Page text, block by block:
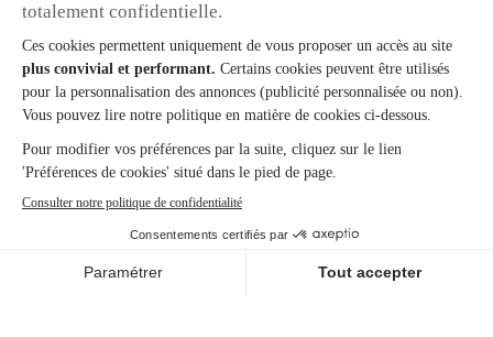
Nous contacter
© 2024 animaux-market.
Mentions légales
Politique de confidentialité
Cookies
Conditions générales de ventes